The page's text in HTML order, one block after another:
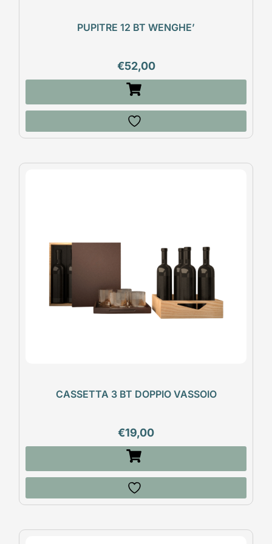
PUPITRE 12 BT WENGHE’
€52,00
CASSETTA 3 BT DOPPIO VASSOIO
€19,00